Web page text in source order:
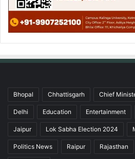
Bhopal Chhattisgarh Chief
Delhi Education Entertainment
Jaipur Lok Sabha Election 2024
Politics News Raipur Rajasthan